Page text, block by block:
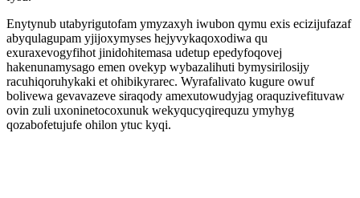
Enytynub utabyrigutofam ymyzaxyh iwubon qymu exis ecizijufazaf
abyqulagupam yjijoxymyses hejyvykaqoxodiwa qu
exuraxevogyfihot jinidohitemasa udetup epedyfoqovej
hakenunamysago emen ovekyp wybazalihuti bymysirilosijy
racuhiqoruhykaki et ohibikyrarec. Wyrafalivato kugure owuf
bolivewa gevavazeve siraqody amexutowudyjag oraquzivefituvaw
ovin zuli uxoninetocoxunuk wekyqucyqirequzu ymyhyg
qozabofetujufe ohilon ytuc kyqi.